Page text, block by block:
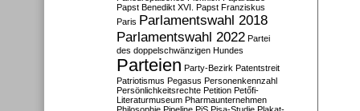
Papst Benedikt XVI. Papst Franziskus
Paris Parlamentswahl 2018
Parlamentswahl 2022 Partei
des doppelschwänzigen Hundes
Parteien Party-Bezirk Patentstreit
Patriotismus Pegasus Personenkennzahl
Persönlichkeitsrechte Petition Petőfi-
Literaturmuseum Pharmaunternehmen